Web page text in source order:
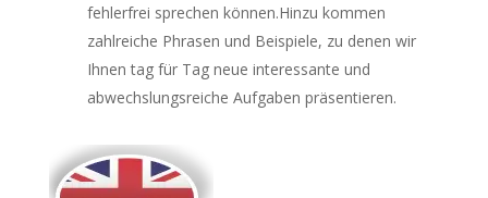
fehlerfrei sprechen können.Hinzu kommen
zahlreiche Phrasen und Beispiele, zu denen wir
Ihnen tag für Tag neue interessante und
abwechslungsreiche Aufgaben präsentieren.